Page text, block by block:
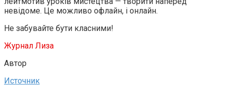
невідоме. Це можливо офлайн, і онлайн.
Не забувайте бути класними!
Журнал Лиза
Автор
Источник